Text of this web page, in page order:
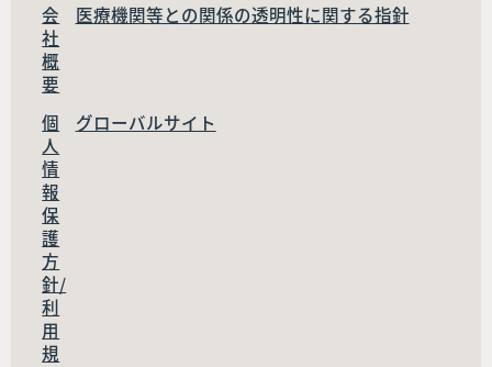
会
社
概
要
医療機関等との関係の透明性に関する指針
個
人
情
報
保
護
方
針/
利
用
規
グローバルサイト